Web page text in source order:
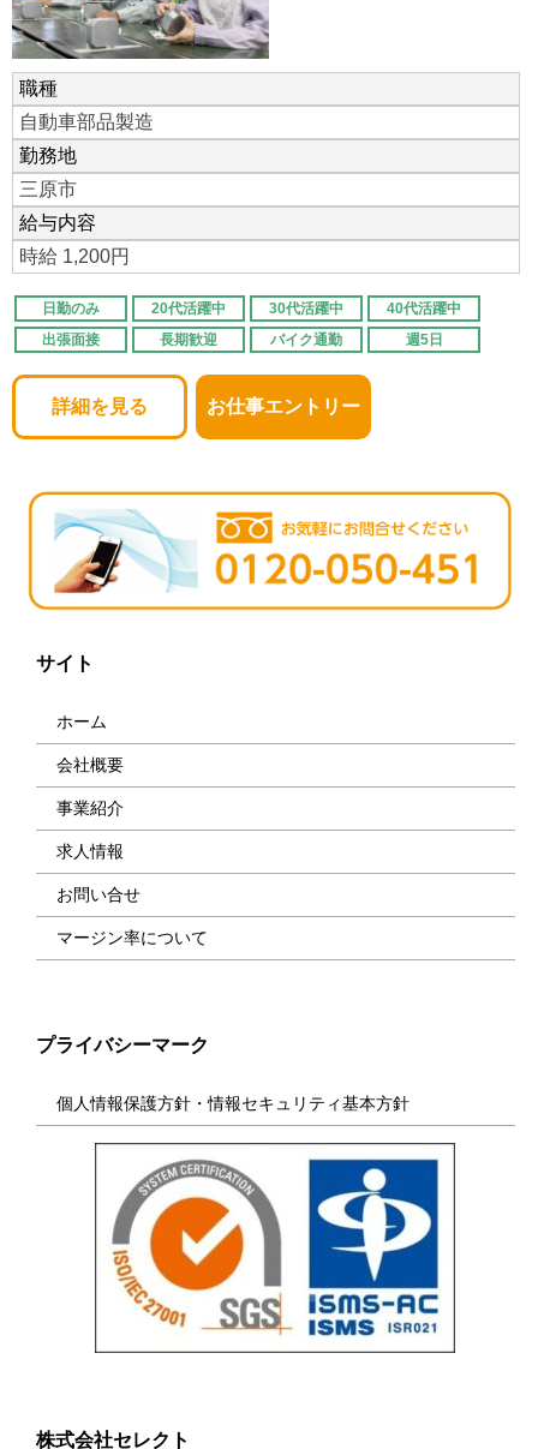
職種
自動車部品製造
勤務地
三原市
給与内容
時給 1,200円
日勤のみ 20代活躍中 30代活躍中
40代活躍中
出張面接
長期歓迎 バイク通勤 週5日
詳細を見る お仕事エントリー
サイト
ホーム
会社概要
事業紹介
求人情報
お問い合せ
マージン率について
プライバシーマーク
個人情報保護方針・情報セキュリティ基本方針
株式会社セレクト